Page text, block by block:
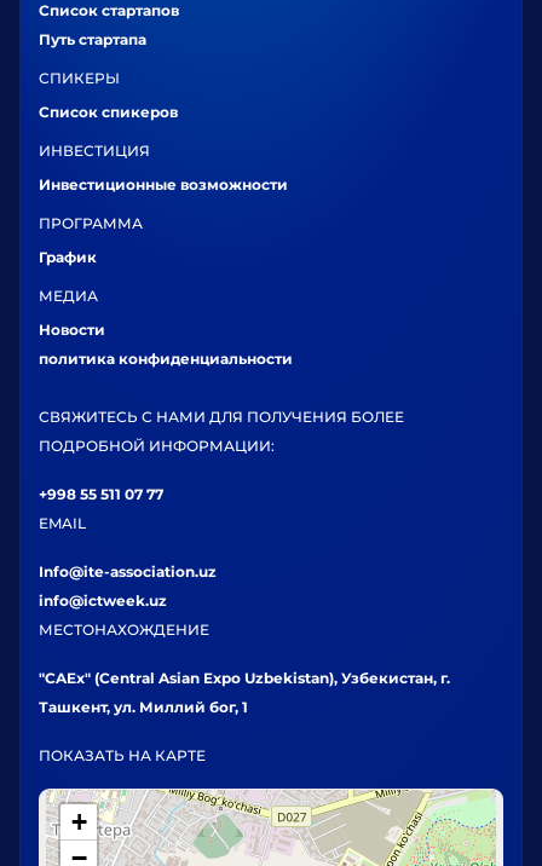
Список стартапов
Путь стартапа
СПИКЕРЫ
Список спикеров
ИНВЕСТИЦИЯ
Инвестиционные возможности
ПРОГРАММА
График
МЕДИА
Новости
политика конфиденциальности
СВЯЖИТЕСЬ С НАМИ ДЛЯ ПОЛУЧЕНИЯ БОЛЕЕ
ПОДРОБНОЙ ИНФОРМАЦИИ:
+998 55 511 07 77
EMAIL
Info@ite-association.uz
info@ictweek.uz
МЕСТОНАХОЖДЕНИЕ
"CAEx" (Central Asian Expo Uzbekistan), Узбекистан, г.
Ташкент, ул. Миллий бог, 1
ПОКАЗАТЬ НА КАРТЕ
+
−